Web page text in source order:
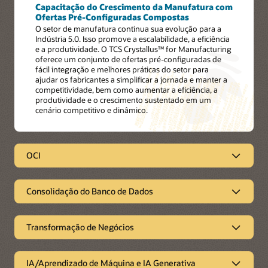
Capacitação do Crescimento da Manufatura com
Ofertas Pré-Configuradas Compostas
O setor de manufatura continua sua evolução para a
Indústria 5.0. Isso promove a escalabilidade, a eficiência
e a produtividade. O TCS Crystallus™ for Manufacturing
oferece um conjunto de ofertas pré-configuradas de
fácil integração e melhores práticas do setor para
ajudar os fabricantes a simplificar a jornada e manter a
competitividade, bem como aumentar a eficiência, a
produtividade e o crescimento sustentado em um
cenário competitivo e dinâmico.
OCI
Aceleração da Migração para a Nuvem Empresarial
com um Parceiro de Consultoria
A solução Oracle Cloud Services on Oracle Cloud
Infrastructure (OCI) da TCS ajuda as empresas a acelerar a
jornada de adoção da nuvem com recursos completos de
transformação confiável, integradora de sistemas da Oracle
Consolidação do Banco de Dados
As empresas que buscam atualizar seu estado tecnológico e
adotar um modelo ágil podem migrar para a nuvem
consolidação do banco de dados Oracle.
Transformação de Negócios
IA/Aprendizado de Máquina e IA Generativa